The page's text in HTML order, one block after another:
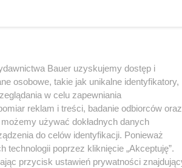
To
był
pełen
znaleźć
–
n.p.m.).
Bauer uzyskujemy dostęp i
osobowe, takie jak unikalne identyfikatory,
w celu zapewniania
reklam i treści, badanie odbiorców oraz
używać dokładnych danych
do celów identyfikacji. Ponieważ
poprzez kliknięcie „Akceptuję”.
przycisk ustawień prywatności